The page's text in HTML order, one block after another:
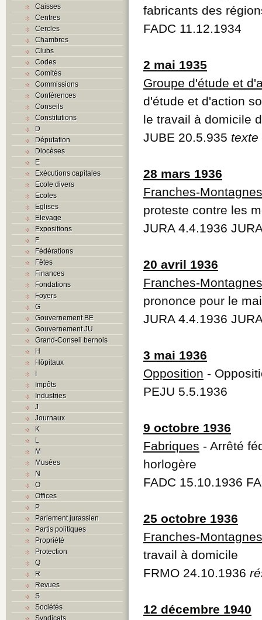
Caisses
Centres
Cercles
Chambres
Clubs
Codes
Comités
Commissions
Conférences
Conseils
Constitutions
D
Députation
Diocèses
E
Exécutions capitales
Ecole divers
Ecoles
Eglises
Elevage
Expositions
F
Fédérations
Fêtes
Finances
Fondations
Foyers
G
Gouvernement BE
Gouvernement JU
Grand-Conseil bernois
H
Hôpitaux
I
Impôts
Industries
J
Journaux
K
L
M
Musées
N
O
Offices
P
Parlement jurassien
Partis politiques
Propriété
Protection
Q
R
Revues
S
Sociétés
Syndicats
fabricants des
FADC 11.12.1934
2 mai 1935
Groupe d'étude et
d'étude et d'action
le travail à domicile
JUBE 20.5.935 texte
28 mars 1936
Franches-Montagnes
proteste contre les
JURA 4.4.1936
20 avril 1936
Franches-Montagnes
prononce pour le
JURA 4.4.1936
3 mai 1936
Opposition -
PEJU 5.5.1936
9 octobre 1936
Fabriques - Arrêté
horlogère
FADC 15.10.1936
25 octobre 1936
Franches-Montagnes
travail à domicile
FRMO 24.10.1936
12 décembre 1940